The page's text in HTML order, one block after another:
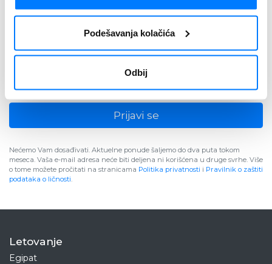
Podešavanja kolačića
Odbij
Prijavi se
Nećemo Vam dosađivati. Aktuelne ponude šaljemo do dva puta tokom
meseca. Vaša e-mail adresa neće biti deljena ni korišćena u druge svrhe. Više
o tome možete pročitati na stranicama Politika privatnosti i Pravilnik o zaštiti
podataka o ličnosti
Letovanje
Egipat